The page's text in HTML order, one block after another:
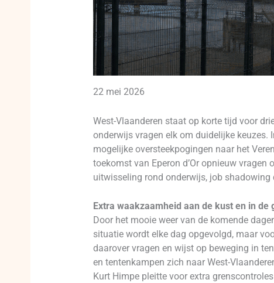
22 mei 2026
West-Vlaanderen staat op korte tijd voor
onderwijs vragen elk om duidelijke keuzes.
mogelijke oversteekpogingen naar het
toekomst van Eperon d’Or opnieuw vragen
uitwisseling rond onderwijs, job shadowing
Extra waakzaamheid aan de kust en in de
Door het mooie weer van de komende
situatie wordt elke dag opgevolgd, maar
daarover vragen en wijst op beweging in
en tentenkampen zich naar West-
Kurt Himpe pleitte voor extra